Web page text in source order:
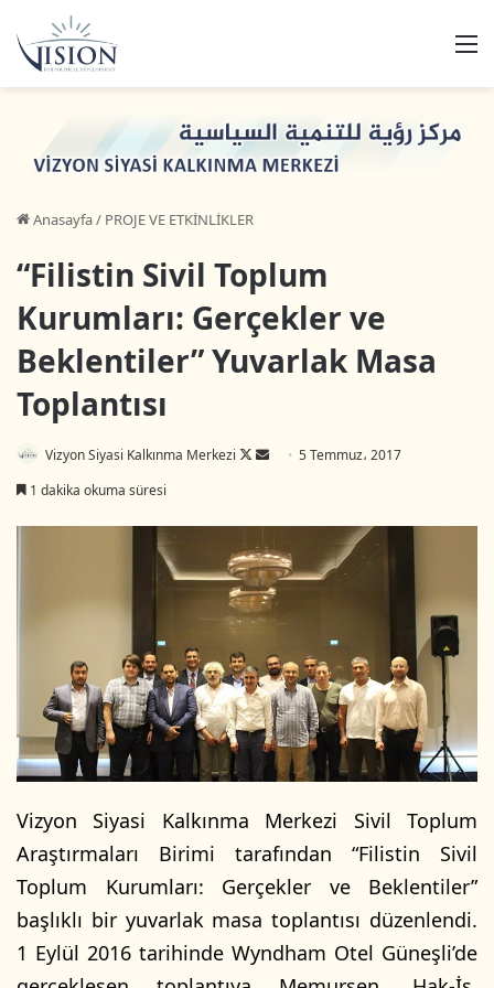
Anasayfa/ PROJE VE ETKİNLİKLER
“Filistin Sivil Toplum
Kurumları: Gerçekler ve
Beklentiler” Yuvarlak Masa
Toplantısı
Vizyon Siyasi Kalkınma Merkezi
F
o
w
o
X
-
p
o
t
a
g
ö
n
e
r
m
k
5 Temmuz، 2017
1 dakika okuma süresi
Vizyon Siyasi Kalkınma Merkezi Sivil Toplum
Araştırmaları Birimi tarafından “Filistin Sivil
Toplum Kurumları: Gerçekler ve Beklentiler”
başlıklı bir yuvarlak masa toplantısı düzenlendi.
1 Eylül 2016 tarihinde Wyndham Otel Güneşli’de